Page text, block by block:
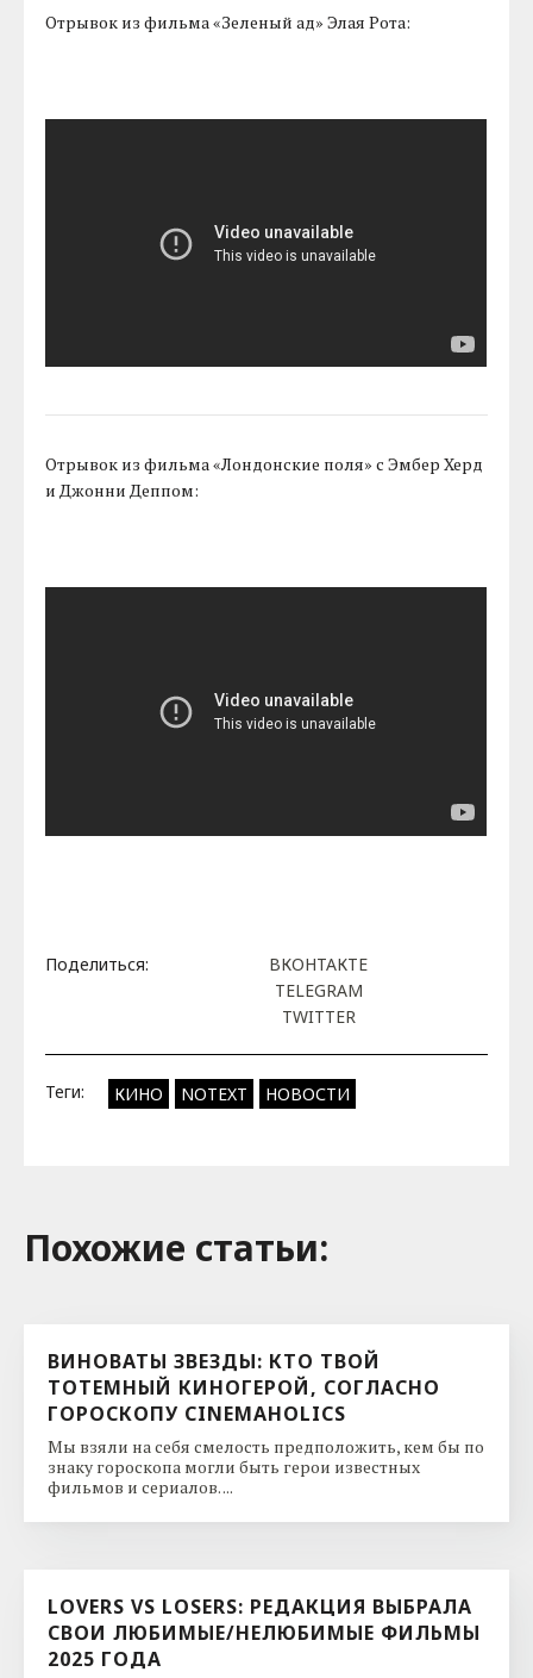
Отрывок из фильма «Зеленый ад» Элая Рота:
Отрывок из фильма «Лондонские поля» с Эмбер Херд
и Джонни Деппом:
Поделиться:
ВКОНТАКТЕ
TELEGRAM
TWITTER
Теги: КИНО NOTEXT НОВОСТИ
Похожие cтатьи:
ВИНОВАТЫ ЗВЕЗДЫ: КТО ТВОЙ
ТОТЕМНЫЙ КИНОГЕРОЙ, СОГЛАСНО
ГОРОСКОПУ CINEMAHOLICS
Мы взяли на себя смелость предположить, кем бы по
знаку гороскопа могли быть герои известных
фильмов и сериалов. ...
LOVERS VS LOSERS: РЕДАКЦИЯ ВЫБРАЛА
СВОИ ЛЮБИМЫЕ/НЕЛЮБИМЫЕ ФИЛЬМЫ
2025 ГОДА